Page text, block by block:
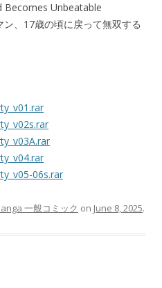
Becomes Unbeatable
、17歳の頃に戻って無双する
06s.rar
一般コミック on June 8, 2025.